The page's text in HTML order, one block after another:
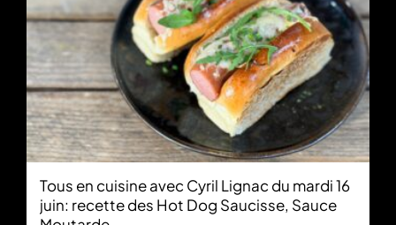
Tous en cuisine avec Cyril Lignac du mardi 16
juin: recette des Hot Dog Saucisse, Sauce